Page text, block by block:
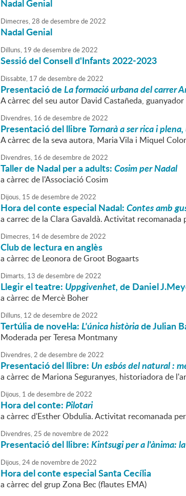
Nadal Genial
Dimecres,28 dedesembrede2022
Nadal Genial
Dilluns, 19 dedesembrede2022
Sessió del Consell d'Infants 2022-2023
Dissabte, 17 dedesembrede2022
Presentació deLa formació urbana del carrer
A càrrec del seu autor David Castañeda,
Divendres, 16 dedesembrede2022
Presentació del llibre Tornarà a ser rica i
A càrrec de la seva autora, Maria Vila i Miquel
Divendres, 16 dedesembrede2022
Taller de Nadal per a adults:Cosim per Nadal
a càrrec de l'Associació Cosim
Dijous, 15 dedesembrede2022
Hora del conte especial Nadal:Contes amb
a carrec de la Clara Gavaldà. Activitat
Dimecres, 14dedesembrede2022
Club de lectura en anglès
a càrrec de Leonora de Groot Bogaarts
Dimarts, 13 dedesembrede2022
Llegir el teatre: Uppgivenhet,de Daniel
a càrrec de Mercè Boher
Dilluns, 12 dedesembrede2022
Tertúlia de novel·la:L'única històriade Julian
Moderada per Teresa Montmany
Divendres,2 dedesembrede2022
Presentació del llibre: Un esbós del natural :
a càrrec de Mariona Seguranyes, historiadora de
Dijous, 1 dedesembrede2022
Hora del conte:Pilotari
a càrrec d'Esther Obdulia. Activitat recomanada
Divendres,25 de novembrede2022
Presentació del llibre:Kintsugi per a l'ànima:
Dijous,24de novembrede2022
Hora del conte especial Santa Cecília
a càrrec del grup Zona Bec (flautes EMA)